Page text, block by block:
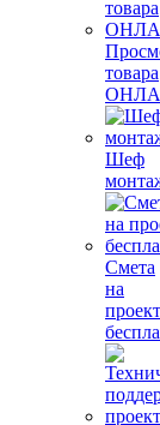
товара
Шеф
Смета
на
проект